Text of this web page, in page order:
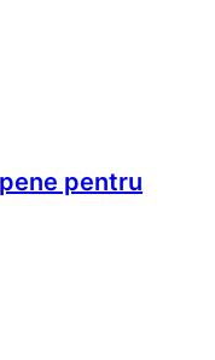
pentru